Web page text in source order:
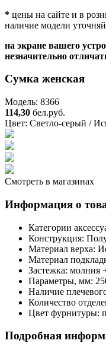
* цены на сайте и в
наличие модели
на экране вашего
незначительно
Сумка женская
Модель: 8366
114,30 бел.руб.
Цвет: Светло-серый /
Смотреть в магазинах
Информация о
Категории
Конструкция:
Материал верха:
Материал
Застежка: молния
Параметры, мм:
Наличие
Количество
Цвет фурнитуры:
Подробная